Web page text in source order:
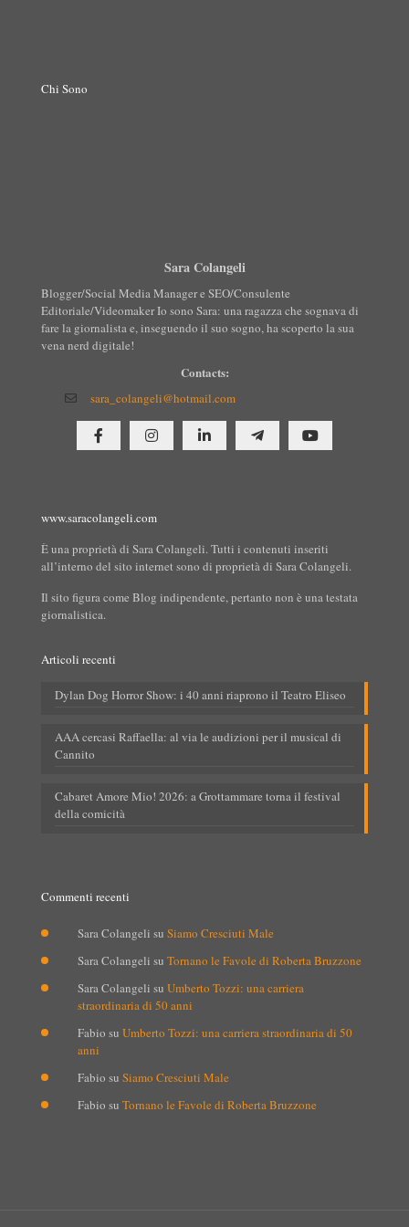
Chi Sono
Sara Colangeli
Blogger/Social Media Manager e SEO/Consulente
Editoriale/Videomaker Io sono Sara: una ragazza che sognava di
fare la giornalista e, inseguendo il suo sogno, ha scoperto la sua
vena nerd digitale!
Contacts:
sara_colangeli@hotmail.com
www.saracolangeli.com
È una proprietà di Sara Colangeli. Tutti i contenuti inseriti
all’interno del sito internet sono di proprietà di Sara Colangeli.
Il sito figura come Blog indipendente, pertanto non è una testata
giornalistica.
Articoli recenti
Dylan Dog Horror Show: i 40 anni riaprono il Teatro Eliseo
AAA cercasi Raffaella: al via le audizioni per il musical di
Cannito
Cabaret Amore Mio! 2026: a Grottammare torna il festival
della comicità
Commenti recenti
Sara Colangeli su Siamo Cresciuti Male
Sara Colangeli su Tornano le Favole di Roberta Bruzzone
Sara Colangeli su Umberto Tozzi: una carriera
straordinaria di 50 anni
Fabio su Umberto Tozzi: una carriera straordinaria di 50
anni
Fabio su Siamo Cresciuti Male
Fabio su Tornano le Favole di Roberta Bruzzone